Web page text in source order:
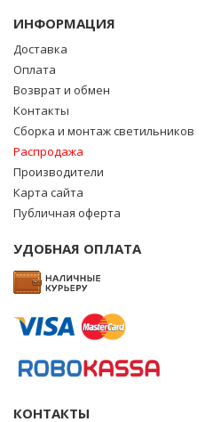
ИНФОРМАЦИЯ
Доставка
Оплата
Возврат и обмен
Контакты
Сборка и монтаж светильников
Распродажа
Производители
Карта сайта
Публичная оферта
УДОБНАЯ ОПЛАТА
КОНТАКТЫ